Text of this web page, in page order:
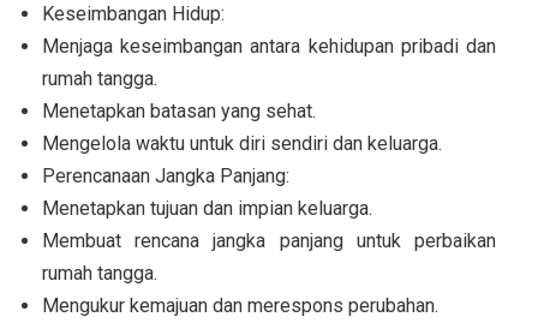
Keseimbangan Hidup:
Menjaga keseimbangan antara kehidupan pribadi dan
rumah tangga.
Menetapkan batasan yang sehat.
Mengelola waktu untuk diri sendiri dan keluarga.
Perencanaan Jangka Panjang:
Menetapkan tujuan dan impian keluarga.
Membuat rencana jangka panjang untuk perbaikan
rumah tangga.
Mengukur kemajuan dan merespons perubahan.